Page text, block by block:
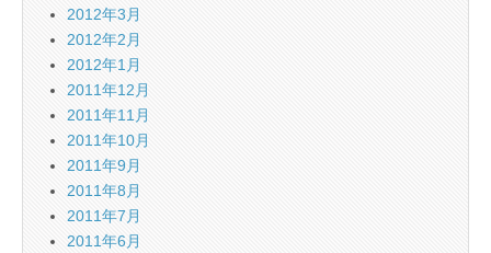
2012年3月
2012年2月
2012年1月
2011年12月
2011年11月
2011年10月
2011年9月
2011年8月
2011年7月
2011年6月